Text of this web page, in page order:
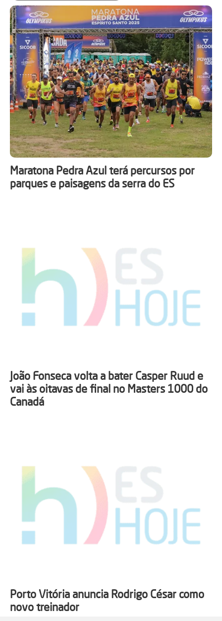
Maratona Pedra Azul terá percursos por
parques e paisagens da serra do ES
João Fonseca volta a bater Casper Ruud e
vai às oitavas de final no Masters 1000 do
Canadá
Porto Vitória anuncia Rodrigo César como
novo treinador